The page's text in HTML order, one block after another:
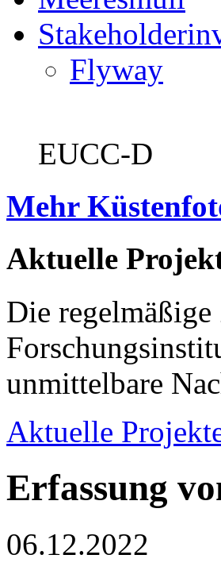
Flyway
EUCC-D
Mehr
Aktuelle
Die
unmittelbare
Aktuelle
Erfassung
06.12.2022